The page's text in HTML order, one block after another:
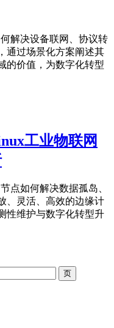
解决设备联网、协议转
通过场景化方案阐述其
的价值，为数字化转型
工业物联网
点如何解决数据孤岛、
、灵活、高效的边缘计
性维护与数字化转型升